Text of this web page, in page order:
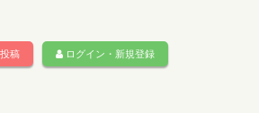
稿 ログイン・新規登録